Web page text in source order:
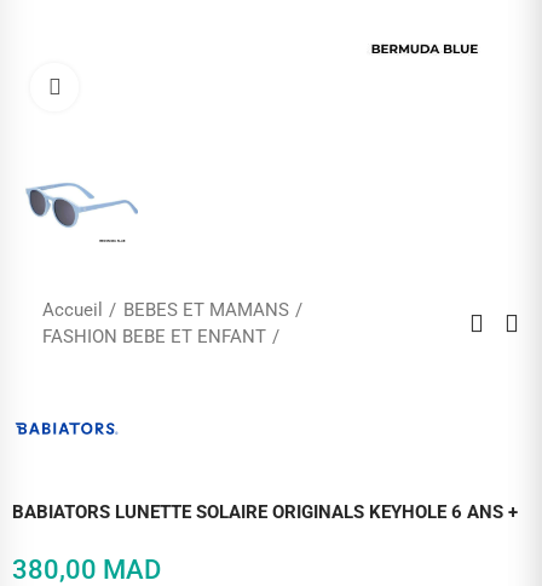
Accueil
BEBES ET MAMANS
FASHION BEBE ET ENFANT
BABIATORS LUNETTE SOLAIRE ORIGINALS KEYHOLE 6 ANS +
380,00 MAD